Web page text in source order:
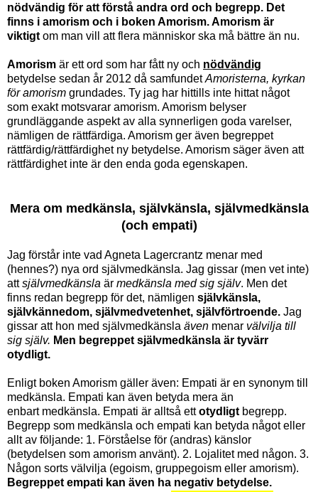
nödvändig för att förstå andra ord och begrepp. Det
finns i amorism och i boken Amorism. Amorism är
viktigt om man vill att flera människor ska må bättre än nu.
Amorism är ett ord som har fått ny och nödvändig
betydelse sedan år 2012 då samfundetAmoristerna, kyrkan
för amorism grundades. Ty jag har hittills inte hittat något
som exakt motsvarar amorism. Amorism belyser
grundläggande aspekt av alla synnerligen goda varelser,
nämligen de rättfärdiga. Amorism ger även begreppet
rättfärdig/rättfärdighetny betydelse. Amorism säger även att
rättfärdighet inte är den enda goda egenskapen.
Mera om medkänsla, självkänsla, självmedkänsla
(och empati)
Jag förstår inte vad Agneta Lagercrantz menar med
(hennes?) nya ord självmedkänsla. Jag gissar (men vet inte)
attsjälvmedkänsla är medkänsla med sig själv. Men det
finns redan begrepp för det, nämligen självkänsla,
självkännedom, självmedvetenhet, självförtroende. Jag
gissar att hon med självmedkänsla även menar välvilja till
sig själv. Men begreppet självmedkänsla är tyvärr
otydligt.
Enligt boken Amorism gäller även: Empati är en synonym till
medkänsla. Empati kan även betyda mera än
enbart medkänsla. Empati är alltså ettotydligt begrepp.
Begrepp som medkänsla och empati kan betyda något eller
allt av följande: 1. Förståelse för (andras) känslor
(betydelsen som amorism använt). 2. Lojalitet med någon. 3.
Någon sorts välvilja (egoism, gruppegoism eller amorism).
Begreppet empati kan även ha negativ betydelse.